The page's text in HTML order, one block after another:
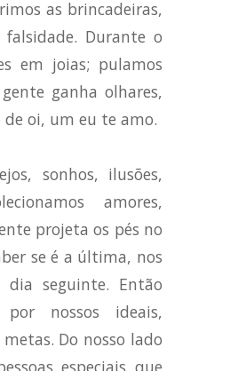
as brincadeiras,
Durante o
em joias; pulamos
ganha olhares,
oi, um eu te amo.
sonhos, ilusões,
amores,
projeta os pés no
se é a última, nos
seguinte. Então
nossos ideais,
Do nosso lado